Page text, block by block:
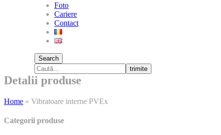
Foto
Cariere
Contact
Search
trimite
Detalii produse
Home » Vibratoare interne PVEx
Categorii produse